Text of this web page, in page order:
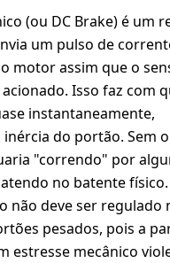
(ou DC Brake) é um
um pulso de
motor assim que o
Isso faz com
instantaneamente,
do portão. Sem
"correndo" por
no batente
não deve ser regulado
pesados, pois a
estresse mecânico